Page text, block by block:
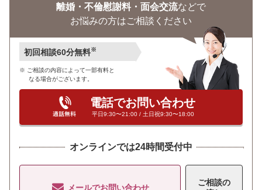
離婚・不倫慰謝料・面会交流などで
お悩みの方はご相談ください
初回相談60分無料※
ご相談の内容によって一部有料と
なる場合がございます。
電話でお問い合わせ
平日9:30〜21:00 / 土日祝9:30〜18:00
オンラインでは24時間受付中
メールでお問い合わせ
ご相談の